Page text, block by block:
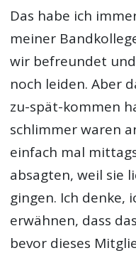
Das habe ich
meiner
wir befreundet
noch leiden. Aber
zu-spät-kommen
schlimmer waren
einfach mal
absagten, weil sie
gingen. Ich denke,
erwähnen, dass
bevor dieses